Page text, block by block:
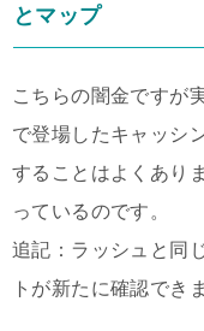
とマップ
こちらの闇金ですが
で登場したキャッシ
することはよくあり
っているのです。
追記：ラッシュと同
トが新たに確認でき